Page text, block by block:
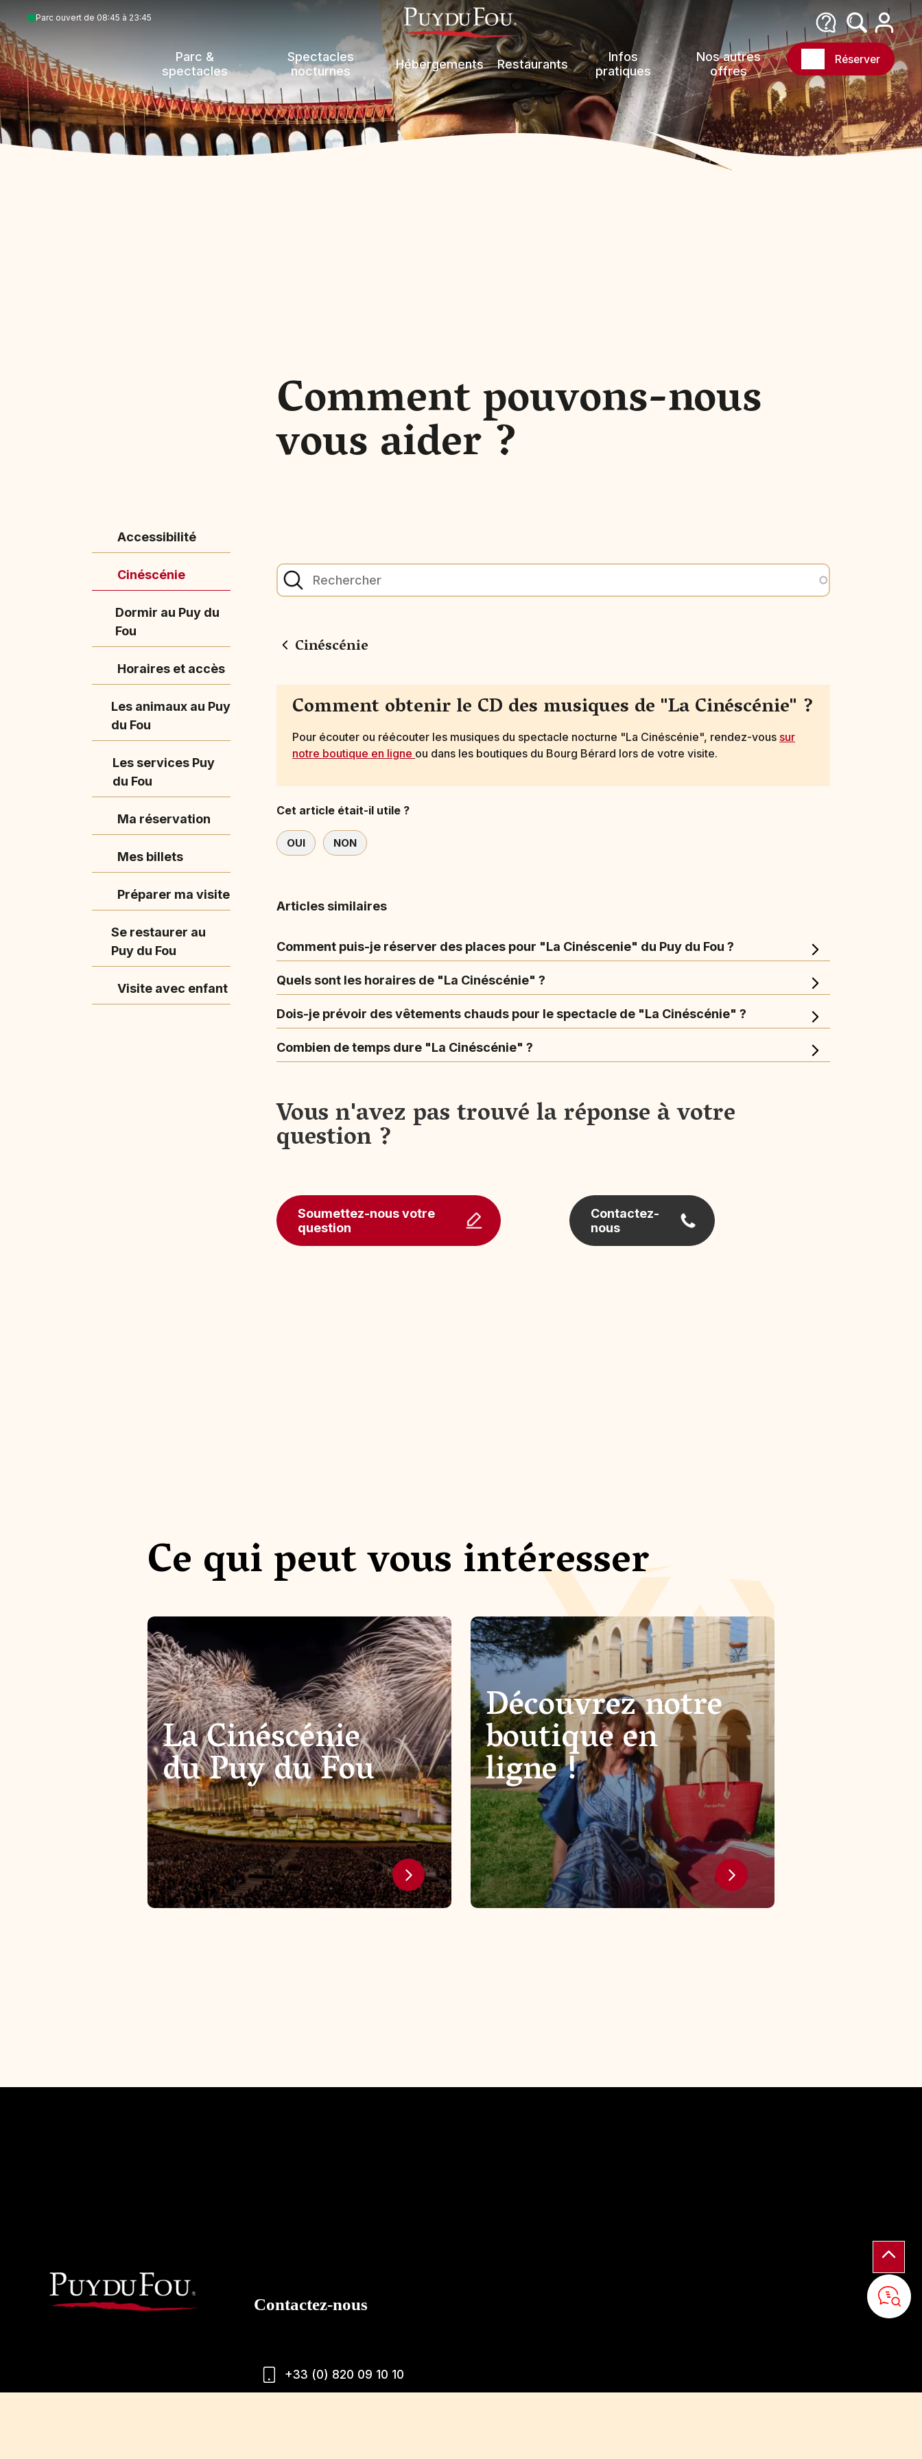
au
contenu
principal
Parc &
spectacles
Spectacles
nocturnes
Hébergements Restaurants
Infos
pratiques
Nos autres
offres
Parc ouvert de 08:45 à 23:45
Réserver
Comment pouvons-nous
vous aider ?
Accessibilité
Cinéscénie
Dormir au Puy du
Fou
Horaires et accès
Les animaux au Puy
du Fou
Les services Puy
du Fou
Ma réservation
Mes billets
Préparer ma visite
Se restaurer au
Puy du Fou
Visite avec enfant
Cinéscénie
Comment obtenir le CD des musiques de "La Cinéscénie" ?
Pour écouter ou réécouter les musiques du spectacle nocturne "La Cinéscénie", rendez-vous sur
notre boutique en ligne ou dans les boutiques du Bourg Bérard lors de votre visite.
Cet article était-il utile ?
OUI NON
Articles similaires
Comment puis-je réserver des places pour "La Cinéscenie" du Puy du Fou ?
Quels sont les horaires de "La Cinéscénie" ?
Dois-je prévoir des vêtements chauds pour le spectacle de "La Cinéscénie" ?
Combien de temps dure "La Cinéscénie" ?
Vous n'avez pas trouvé la réponse à votre
question ?
Soumettez-nous votre
question
Contactez-
nous
Ce qui peut vous intéresser
La Cinéscénie
du Puy du Fou
Découvrez notre
boutique en
ligne !
Contactez-nous
+33 (0) 820 09 10 10